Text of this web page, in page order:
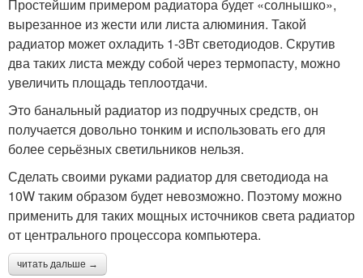
Простейшим примером радиатора будет «солнышко»,
вырезанное из жести или листа алюминия. Такой
радиатор может охладить 1-3Вт светодиодов. Скрутив
два таких листа между собой через термопасту, можно
увеличить площадь теплоотдачи.
Это банальный радиатор из подручных средств, он
получается довольно тонким и использовать его для
более серьёзных светильников нельзя.
Сделать своими руками радиатор для светодиода на
10W таким образом будет невозможно. Поэтому можно
применить для таких мощных источников света радиатор
от центрального процессора компьютера.
читать дальше →